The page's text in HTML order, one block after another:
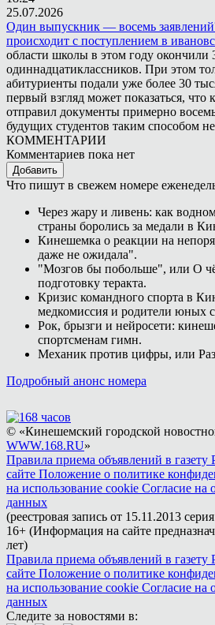
25.07.2026
Один выпускник — восемь
происходит с поступлением в
области школы в этом году окончили
одиннадцатиклассников. При этом
абитуриенты подали уже более 30
первый взгляд может показаться,
отправил документы примерно
будущих студентов таким способом
КОММЕНТАРИИ
Комментариев пока нет
Добавить
Что пишут в свежем номере
Через жару и ливень: как
страны боролись за медали в
Кинешемка о реакции на
даже не ожидала".
"Мозгов бы побольше", или О
подготовку теракта.
Кризис командного спорта в
медкомиссия и родители юных
Рок, брызги и нейросети:
спортсменам гимн.
Механик против цифры, или
Подробный анонс номера
© «Кинешемский городской
WWW.168.RU»
Правила приема объявлений в газету
сайте Положение о политике
на использование cookie Согласие на
данных
(реестровая запись от 15.11.2013
16+ (Информация на сайте
лет)
Правила приема объявлений в газету
сайте Положение о политике
на использование cookie Согласие на
данных
Следите за новостями в: